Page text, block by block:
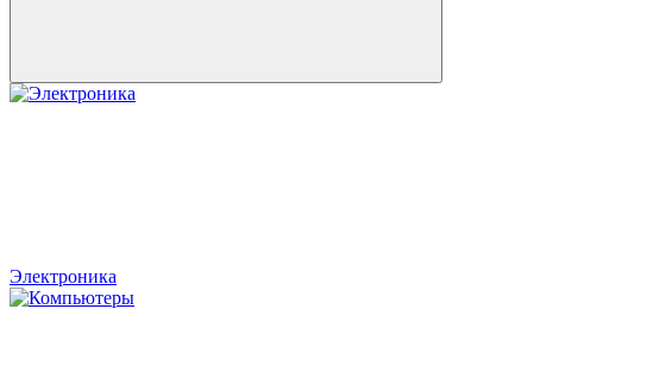
Электроника